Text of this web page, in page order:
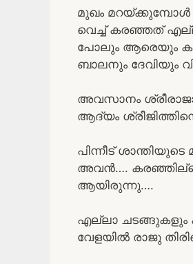
മുഖം മറയ്ക്കുമ്പോൾ
വെച്ച് കരഞ്ഞത്
പോലും ആരെയും
ബാലനും ദേവിയും
അവസാനം
ആദ്യം
പിന്നീട്
അവൻ….
ആയിരുന്നു….
എല്ലാ
വേളയിൽ രാജു